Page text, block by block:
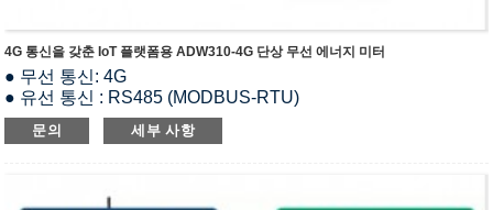
4G 통신을 갖춘 IoT 플랫폼용 ADW310-4G 단상 무선 에너지 미터
● 무선 통신: 4G
● 유선 통신 : RS485 (MODBUS-RTU)
● 정격전압 : 220~264Vac LN
● 정격 전류 : 20(100)A AC (CT 페어 사용 시)
● I/O 기능 : 1-way DI & 1-way DO
문의 세부 사항